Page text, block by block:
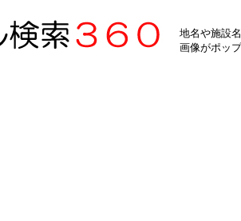
地名や施設
画像がポッ